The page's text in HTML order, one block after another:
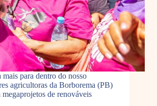
mais para dentro do nosso
agricultoras da Borborema (PB)
de renováveis